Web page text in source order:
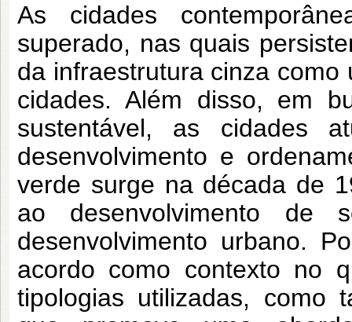
As cidades
superado, nas quais
da infraestrutura cinza
cidades. Além disso, em
sustentável, as cidades
desenvolvimento e
verde surge na década de
ao desenvolvimento de
desenvolvimento urbano.
acordo como contexto no
tipologias utilizadas, como